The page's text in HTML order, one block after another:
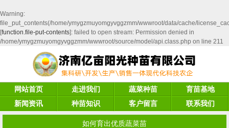
Warning:
file_put_contents(/home/ymygzmuyomgyvggzmm/wwwroot/data/cache/
[function.file-put-contents]: failed to open stream: Permission denied in
/home/ymygzmuyomgyvggzmm/wwwroot/source/model/api.class.php on line 211
网站首页 走进我们 蔬菜种苗
育苗基地
新闻资讯
种苗知识 客户留言 联系我们
如何育出优质蔬菜苗